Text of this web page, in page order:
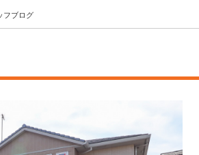
フブログ